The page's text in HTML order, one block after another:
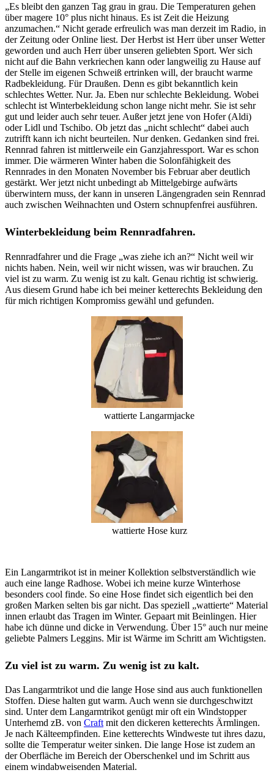
„Es bleibt den ganzen Tag grau in grau. Die Temperaturen gehen
über magere 10° plus nicht hinaus. Es ist Zeit die Heizung
anzumachen.“ Nicht gerade erfreulich was man derzeit im Radio, in
der Zeitung oder Online liest. Der Herbst ist Herr über unser Wetter
geworden und auch Herr über unseren geliebten Sport. Wer sich
nicht auf die Bahn verkriechen kann oder langweilig zu Hause auf
der Stelle im eigenen Schweiß ertrinken will, der braucht warme
Radbekleidung. Für Draußen. Denn es gibt bekanntlich kein
schlechtes Wetter. Nur. Ja. Eben nur schlechte Bekleidung. Wobei
schlecht ist Winterbekleidung schon lange nicht mehr. Sie ist sehr
gut und leider auch sehr teuer. Außer jetzt jene von Hofer (Aldi)
oder Lidl und Tschibo. Ob jetzt das „nicht schlecht“ dabei auch
zutrifft kann ich nicht beurteilen. Nur denken. Gedanken sind frei.
Rennrad fahren ist mittlerweile ein Ganzjahressport. War es schon
immer. Die wärmeren Winter haben die Solonfähigkeit des
Rennrades in den Monaten November bis Februar aber deutlich
gestärkt. Wer jetzt nicht unbedingt ab Mittelgebirge aufwärts
überwintern muss, der kann in unseren Längengraden sein Rennrad
auch zwischen Weihnachten und Ostern schnupfenfrei ausführen.
Winterbekleidung beim Rennradfahren.
Rennradfahrer und die Frage „was ziehe ich an?“ Nicht weil wir
nichts haben. Nein, weil wir nicht wissen, was wir brauchen. Zu
viel ist zu warm. Zu wenig ist zu kalt. Genau richtig ist schwierig.
Aus diesem Grund habe ich bei meiner ketterechts Bekleidung den
für mich richtigen Kompromiss gewähl und gefunden.
wattierte Langarmjacke
wattierte Hose kurz
Ein Langarmtrikot ist in meiner Kollektion selbstverständlich wie
auch eine lange Radhose. Wobei ich meine kurze Winterhose
besonders cool finde. So eine Hose findet sich eigentlich bei den
großen Marken selten bis gar nicht. Das speziell „wattierte“ Material
innen erlaubt das Tragen im Winter. Gepaart mit Beinlingen. Hier
habe ich dünne und dicke in Verwendung. Über 15° auch nur meine
geliebte Palmers Leggins. Mir ist Wärme im Schritt am Wichtigsten.
Zu viel ist zu warm. Zu wenig ist zu kalt.
Das Langarmtrikot und die lange Hose sind aus auch funktionellen
Stoffen. Diese halten gut warm. Auch wenn sie durchgeschwitzt
sind. Unter dem Langarmtrikot genügt mir oft ein Windstopper
Unterhemd zB. von Craftmit den dickeren ketterechts Ärmlingen.
Je nach Kälteempfinden. Eine ketterechts Windweste tut ihres dazu,
sollte die Temperatur weiter sinken. Die lange Hose ist zudem an
der Oberfläche im Bereich der Oberschenkel und im Schritt aus
einem windabweisenden Material.